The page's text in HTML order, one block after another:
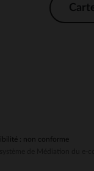
de
: non conforme